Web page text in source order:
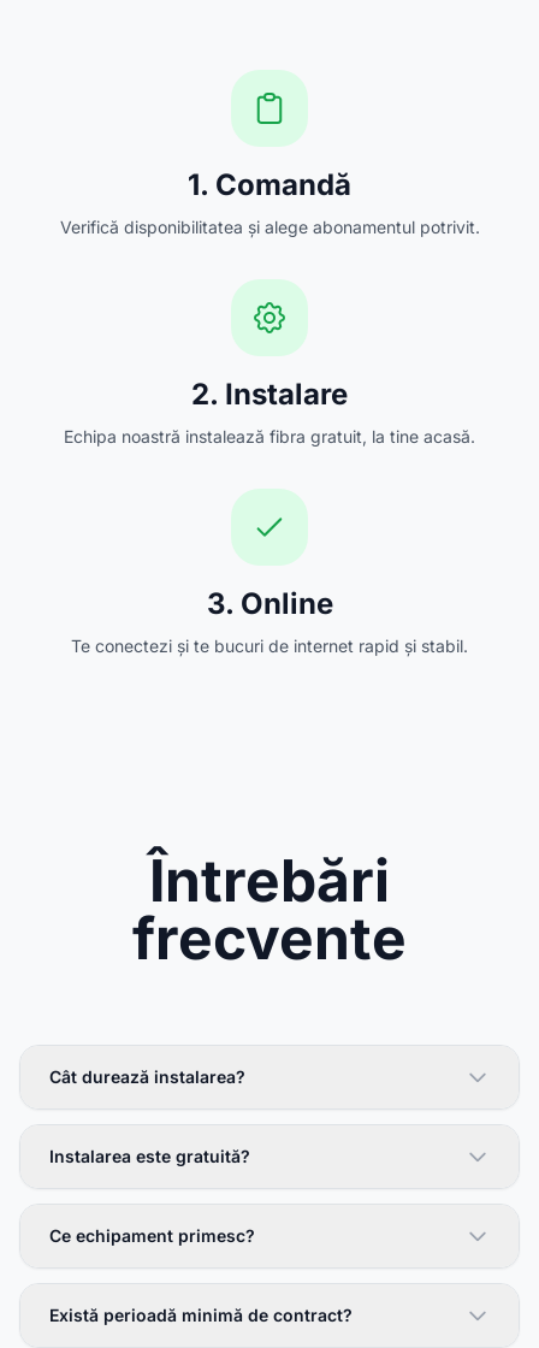
1. Comandă
Verifică disponibilitatea și alege abonamentul potrivit.
2. Instalare
Echipa noastră instalează fibra gratuit, la tine acasă.
3. Online
Te conectezi și te bucuri de internet rapid și stabil.
Întrebări
frecvente
Cât durează instalarea?
Instalarea este gratuită?
Ce echipament primesc?
Există perioadă minimă de contract?